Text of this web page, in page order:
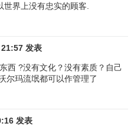
设有“山姆休闲廊”，所有
在购物劳顿之余以休闲的享
咨询电脑、照相机、录像
助于减少盲目购买带来的风
务中心，可为顾客提供包
界上没有忠实的顾客.
发表
西 ?没有文化？没有素质？自己
尔玛流氓都可以作管理了
发表